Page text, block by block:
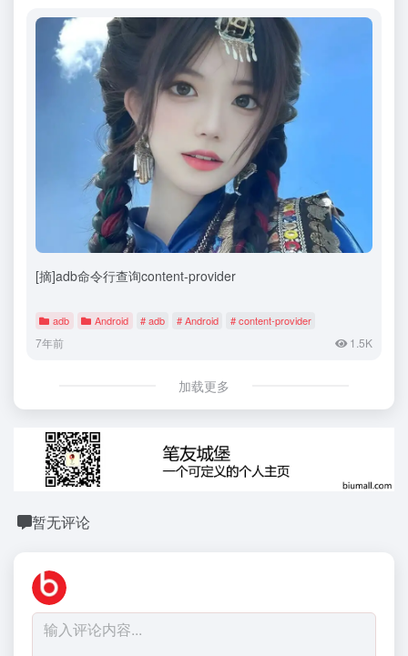
[摘]adb命令行查询content-provider
adb Android # adb # Android # content-provider
7年前 1.5K
加载更多
暂无评论